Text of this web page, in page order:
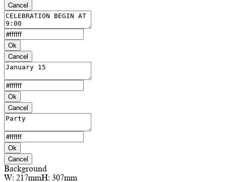
Cancel
Ok
Cancel
Ok
Cancel
Ok
Cancel
Background
W: 217mmH: 307mm